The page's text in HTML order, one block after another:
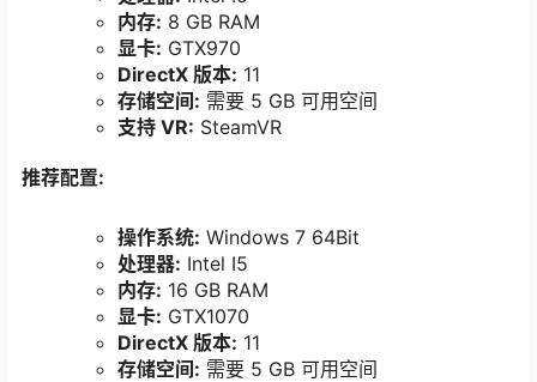
内存: 8 GB RAM
显卡: GTX970
DirectX 版本: 11
存储空间: 需要 5 GB 可用空间
支持 VR: SteamVR
推荐配置:
操作系统: Windows 7 64Bit
处理器: Intel I5
内存: 16 GB RAM
显卡: GTX1070
DirectX 版本: 11
存储空间: 需要 5 GB 可用空间